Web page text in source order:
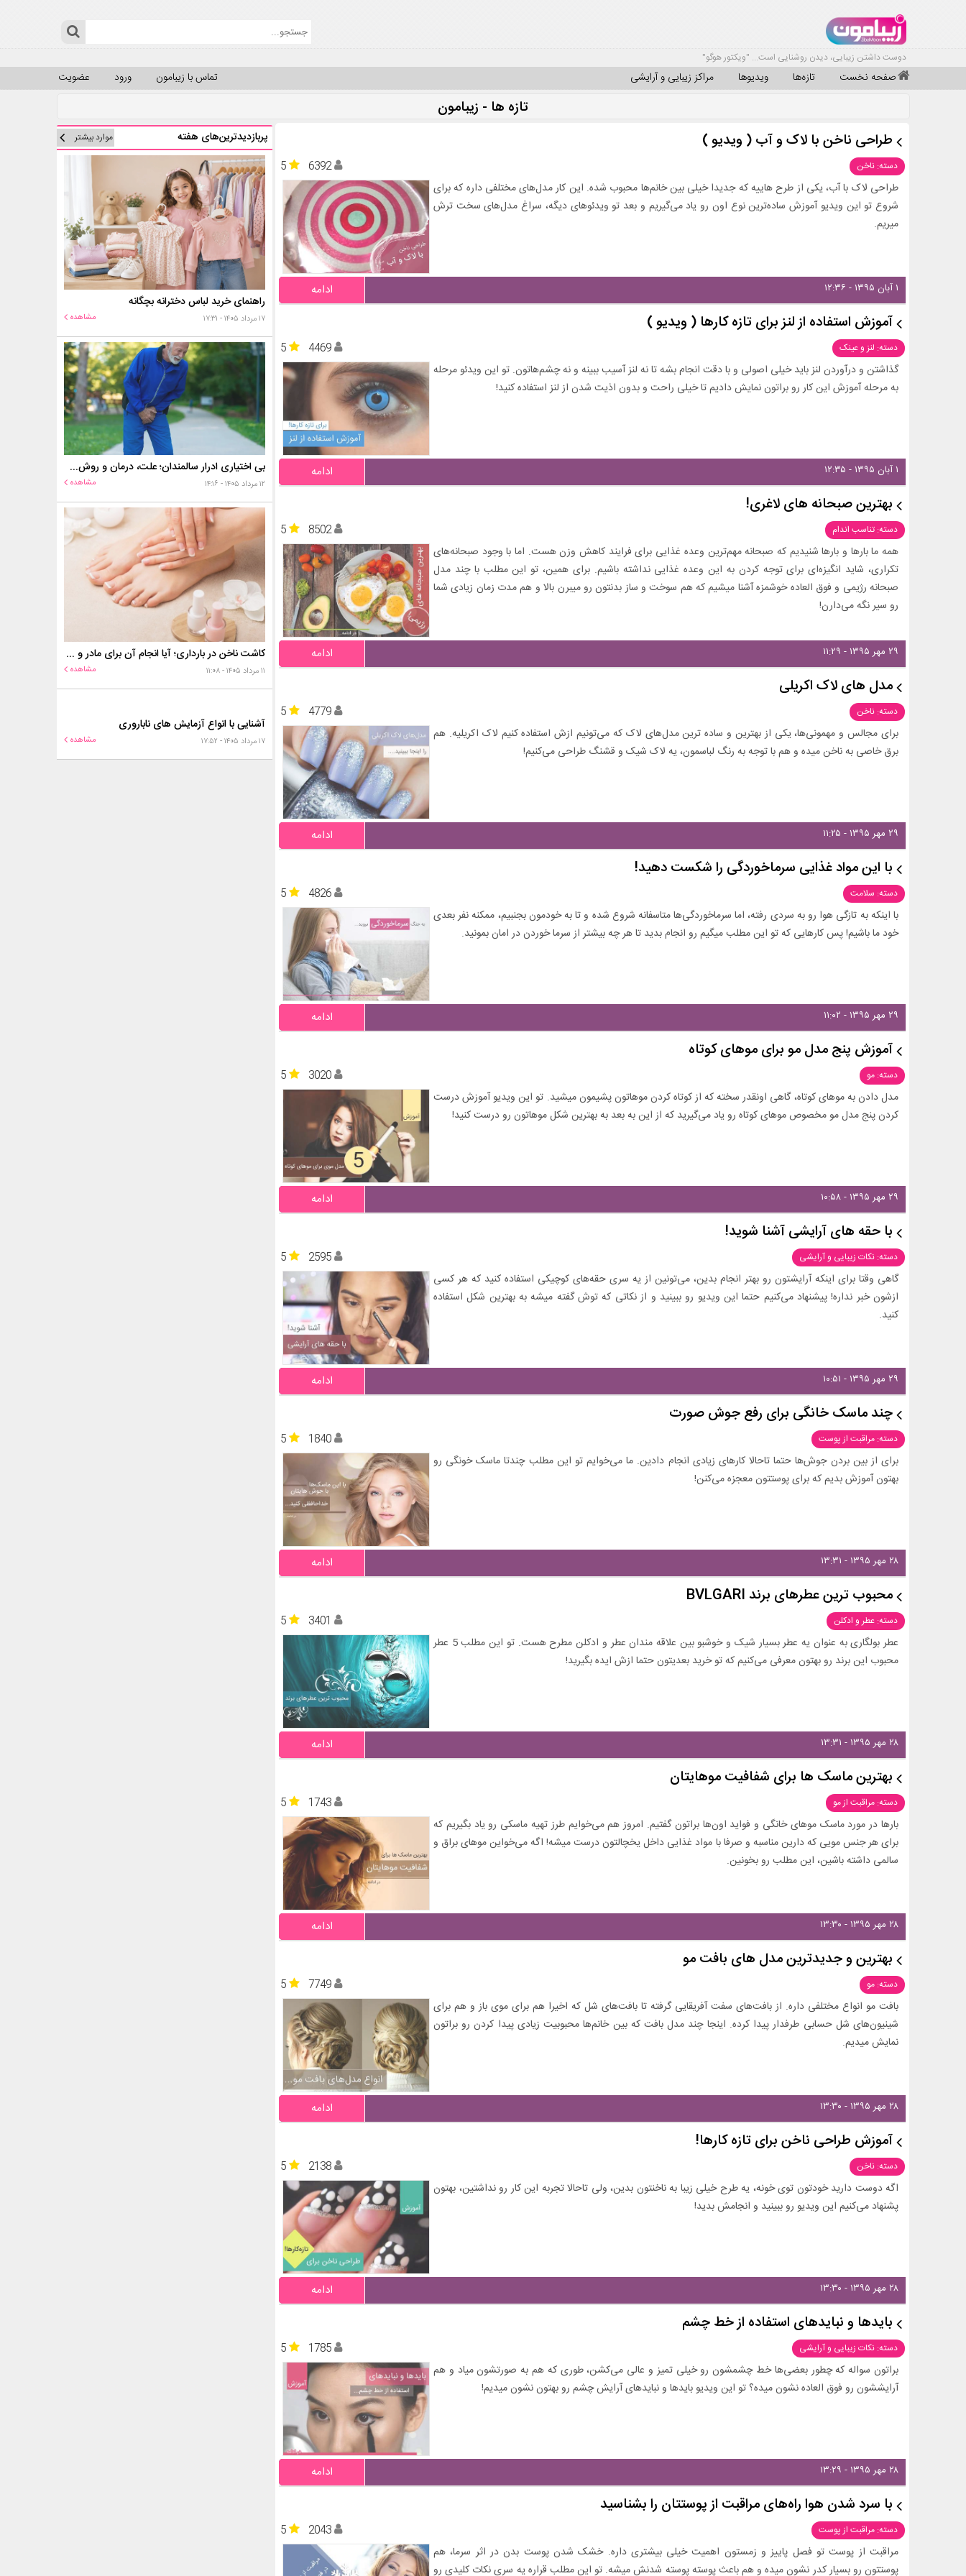
دوست داشتن زیبایی، دیدن روشنایی است... "ویکتور هوگو"
صفحه نخست تازه‌ها ویدیوها مراکز زیبایی و آرایشی عضویت ورود تماس با زیبامون
تازه ها - زیبامون
طراحی ناخن با لاک و آب ( ویدیو )
دسته: ناخن 5
6392
طراحی لاک با آب، یکی از طرح هاییه که جدیدا خیلی بین خانم‌ها محبوب شده. این کار مدل‌های مختلفی داره که برای
شروع تو این ویدیو آموزش ساده‌ترین نوع اون رو یاد می‌گیریم و بعد تو ویدئوهای دیگه، سراغ مدل‌های سخت ترش
میریم.
۱ آبان ۱۳۹۵ - ۱۲:۳۶ ادامه
آموزش استفاده از لنز برای تازه کارها ( ویدیو )
دسته: لنز و عینک 5
4469
گذاشتن و درآوردن لنز باید خیلی اصولی و با دقت انجام بشه تا نه لنز آسیب ببینه و نه چشم‌هاتون. تو این ویدئو مرحله
به مرحله آموزش این کار رو براتون نمایش دادیم تا خیلی راحت و بدون اذیت شدن از لنز استفاده کنید!
۱ آبان ۱۳۹۵ - ۱۲:۳۵ ادامه
بهترین صبحانه های لاغری!
دسته: تناسب اندام 5
8502
همه ما بارها و بارها شنیدیم که صبحانه مهم‌ترین وعده غذایی برای فرایند کاهش وزن هست. اما با وجود صبحانه‌های
تکراری، شاید انگیزه‌ای برای توجه کردن به این وعده غذایی نداشته باشیم. برای همین، تو این مطلب با چند مدل
صبحانه رژیمی و فوق العاده خوشمزه آشنا میشیم که هم سوخت و ساز بدنتون رو میبرن بالا و هم مدت زمان زیادی شما
رو سیر نگه می‌دارن!
۲۹ مهر ۱۳۹۵ - ۱۱:۲۹ ادامه
مدل های لاک اکریلی
دسته: ناخن 5
4779
برای مجالس و مهمونی‌ها، یکی از بهترین و ساده ترین مدل‌های لاک که می‌تونیم ازش استفاده کنیم لاک اکریلیه. هم
برق خاصی به ناخن میده و هم با توجه به رنگ لباسمون، یه لاک شیک و قشنگ طراحی می‌کنیم!
۲۹ مهر ۱۳۹۵ - ۱۱:۲۵ ادامه
با این مواد غذایی سرماخوردگی را شکست دهید!
دسته: سلامت 5
4826
با اینکه به تازگی هوا رو به سردی رفته، اما سرماخوردگی‌ها متاسفانه شروع شده و تا به خودمون بجنبیم، ممکنه نفر بعدی
خود ما باشیم! پس کارهایی که تو این مطلب میگیم رو انجام بدید تا هر چه بیشتر از سرما خوردن در امان بمونید.
۲۹ مهر ۱۳۹۵ - ۱۱:۰۲ ادامه
آموزش پنج مدل مو برای موهای کوتاه
دسته: مو 5
3020
مدل دادن به موهای کوتاه، گاهی اونقدر سخته که از کوتاه کردن موهاتون پشیمون میشید. تو این ویدیو آموزش درست
کردن پنج مدل مو مخصوص موهای کوتاه رو یاد می‌گیرید که از این به بعد به بهترین شکل موهاتون رو درست کنید!
۲۹ مهر ۱۳۹۵ - ۱۰:۵۸ ادامه
با حقه های آرایشی آشنا شوید!
دسته: نکات زیبایی و آرایشی 5
2595
گاهی وقتا برای اینکه آرایشتون رو بهتر انجام بدین، می‌تونین از یه سری حقه‌های کوچیکی استفاده کنید که هر کسی
ازشون خبر نداره! پیشنهاد می‌کنیم حتما این ویدیو رو ببینید و از نکاتی که توش گفته میشه به بهترین شکل استفاده
کنید.
۲۹ مهر ۱۳۹۵ - ۱۰:۵۱ ادامه
چند ماسک خانگی برای رفع جوش صورت
دسته: مراقبت از پوست 5
1840
برای از بین بردن جوش‌ها حتما تاحالا کارهای زیادی انجام دادین. ما می‌خوایم تو این مطلب چندتا ماسک خونگی رو
بهتون آموزش بدیم که برای پوستتون معجزه می‌کنن!
۲۸ مهر ۱۳۹۵ - ۱۳:۳۱ ادامه
محبوب ترین عطرهای برند BVLGARI
دسته: عطر و ادکلن 5
3401
عطر بولگاری به عنوان یه عطر بسیار شیک و خوشبو بین علاقه مندان عطر و ادکلن مطرح هست. تو این مطلب 5 عطر
محبوب این برند رو بهتون معرفی می‌کنیم که تو خرید بعدیتون حتما ازش ایده بگیرید!
۲۸ مهر ۱۳۹۵ - ۱۳:۳۱ ادامه
بهترین ماسک ها برای شفافیت موهایتان
دسته: مراقبت از مو 5
1743
بارها در مورد ماسک موهای خانگی و فواید اون‌ها براتون گفتیم. امروز هم می‌خوایم طرز تهیه ماسکی رو یاد بگیریم که
برای هر جنس مویی که دارین مناسبه و صرفا با مواد غذایی داخل یخچالتون درست میشه! اگه می‌خواین موهای براق و
سالمی داشته باشین، این مطلب رو بخونین.
۲۸ مهر ۱۳۹۵ - ۱۳:۳۰ ادامه
بهترین و جدیدترین مدل های بافت مو
دسته: مو 5
7749
بافت مو انواع مختلفی داره. از بافت‌های سفت آفریقایی گرفته تا بافت‌های شل که اخیرا هم برای موی باز و هم برای
شینیون‌های شل حسابی طرفدار پیدا کرده. اینجا چند مدل بافت که بین خانم‌ها محبوبیت زیادی پیدا کردن رو براتون
نمایش میدیم.
۲۸ مهر ۱۳۹۵ - ۱۳:۳۰ ادامه
آموزش طراحی ناخن برای تازه کارها!
دسته: ناخن 5
2138
اگه دوست دارید خودتون توی خونه، یه طرح خیلی زیبا به ناخنتون بدین، ولی تاحالا تجربه این کار رو نداشتین، بهتون
پشنهاد می‌کنیم این ویدیو رو ببینید و انجامش بدید!
۲۸ مهر ۱۳۹۵ - ۱۳:۳۰ ادامه
بایدها و نبایدهای استفاده از خط چشم
دسته: نکات زیبایی و آرایشی 5
1785
براتون سواله که چطور بعضی‌ها خط چشمشون رو خیلی تمیز و عالی می‌کشن، طوری که هم به صورتشون میاد و هم
آرایششون رو فوق العاده نشون میده؟ تو این ویدیو بایدها و نبایدهای آرایش چشم رو بهتون نشون میدیم!
۲۸ مهر ۱۳۹۵ - ۱۳:۲۹ ادامه
با سرد شدن هوا راه‌های مراقبت از پوستتان را بشناسید
دسته: مراقبت از پوست 5
2043
مراقبت از پوست تو فصل پاییز و زمستون اهمیت خیلی بیشتری داره. خشک شدن پوست بدن در اثر سرما، هم
پوستتون رو بسیار کدر نشون میده و هم باعث پوسته پوسته شدنش میشه. تو این مطلب قراره یه سری نکات کلیدی رو
پربازدیدترین‌های هفته موارد بیشتر
راهنمای خرید لباس دخترانه بچگانه
۱۷ مرداد ۱۴۰۵ - ۱۷:۳۱ مشاهده
بی اختیاری ادرار سالمندان؛ علت، درمان و روش‌های کنترل در منزل
۱۲ مرداد ۱۴۰۵ - ۱۴:۱۶ مشاهده
کاشت ناخن در بارداری؛ آیا انجام آن برای مادر و جنین خطر دارد؟
۱۱ مرداد ۱۴۰۵ - ۱۱:۰۸ مشاهده
آشنایی با انواع آزمایش های ناباروری
۱۷ مرداد ۱۴۰۵ - ۱۷:۵۲ مشاهده